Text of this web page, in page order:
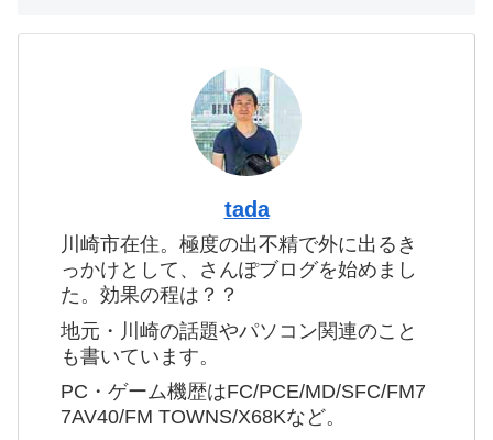
tada
川崎市在住。極度の出不精で外に出るき
っかけとして、さんぽブログを始めまし
た。効果の程は？？
地元・川崎の話題やパソコン関連のこと
も書いています。
PC・ゲーム機歴はFC/PCE/MD/SFC/FM7
7AV40/FM TOWNS/X68Kなど。